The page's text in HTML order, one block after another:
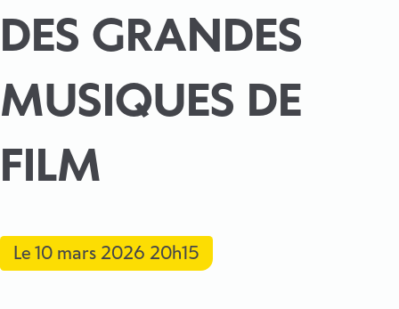
DES GRANDES
MUSIQUES DE
FILM
Le 10 mars 2026 20h15